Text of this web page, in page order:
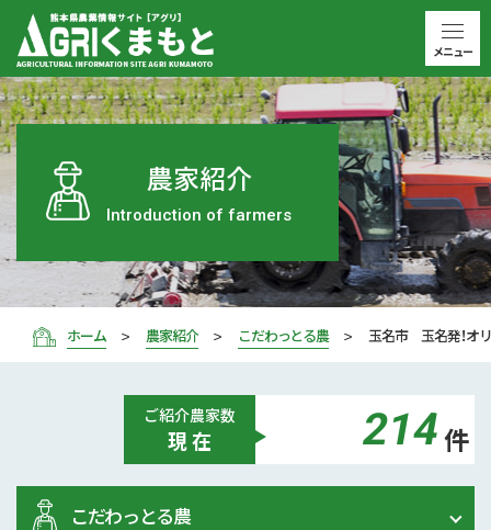
農家紹介
Introduction of farmers
ホーム 農家紹介 こだわっとる農 玉名市 玉名発！オ
ご紹介農家数
現 在 214件
こだわっとる農
メニュー